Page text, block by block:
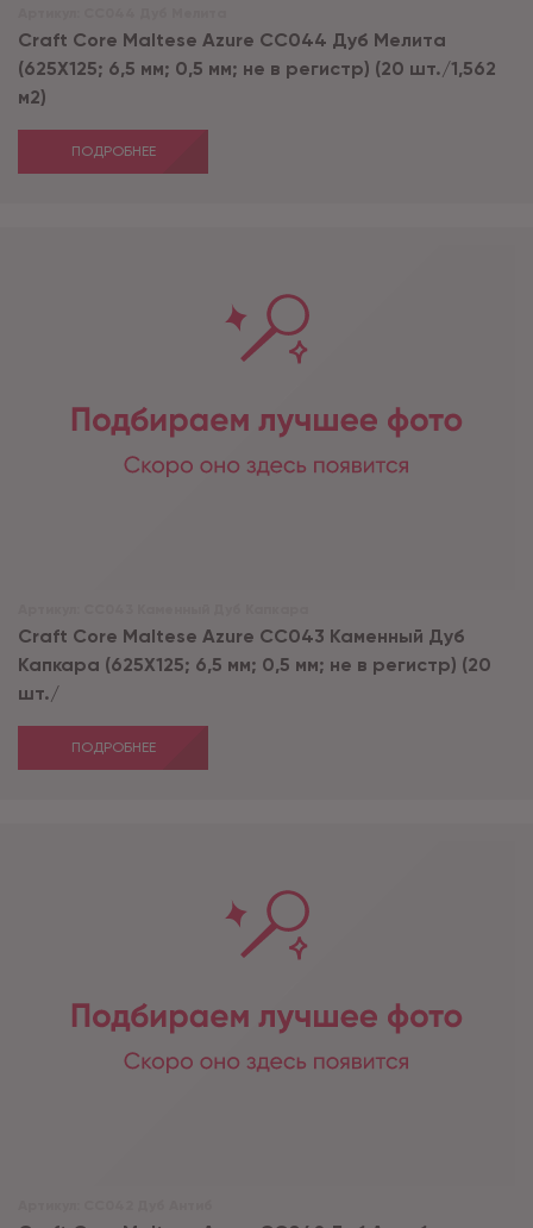
Craft Core Maltese Azurе CC044 Дуб Мелита
(625X125; 6,5 мм; 0,5 мм; не в регистр) (20 шт./1,562
м2)
ПОДРОБНЕЕ
Craft Core Maltese Azurе CC043 Каменный Дуб
Капкара (625X125; 6,5 мм; 0,5 мм; не в регистр) (20
шт./
ПОДРОБНЕЕ